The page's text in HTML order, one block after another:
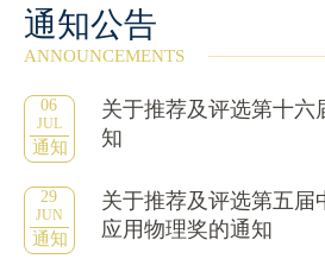
通知公告
ANNOUNCEMENTS
06
JUL
通知
关于推荐及评选第十六
知
29
JUN
通知
关于推荐及评选第五届
应用物理奖的通知